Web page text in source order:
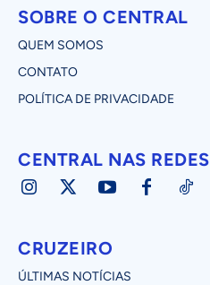
SOBRE O CENTRAL
QUEM SOMOS
CONTATO
POLÍTICA DE PRIVACIDADE
CENTRAL NAS REDES
CRUZEIRO
ÚLTIMAS NOTÍCIAS